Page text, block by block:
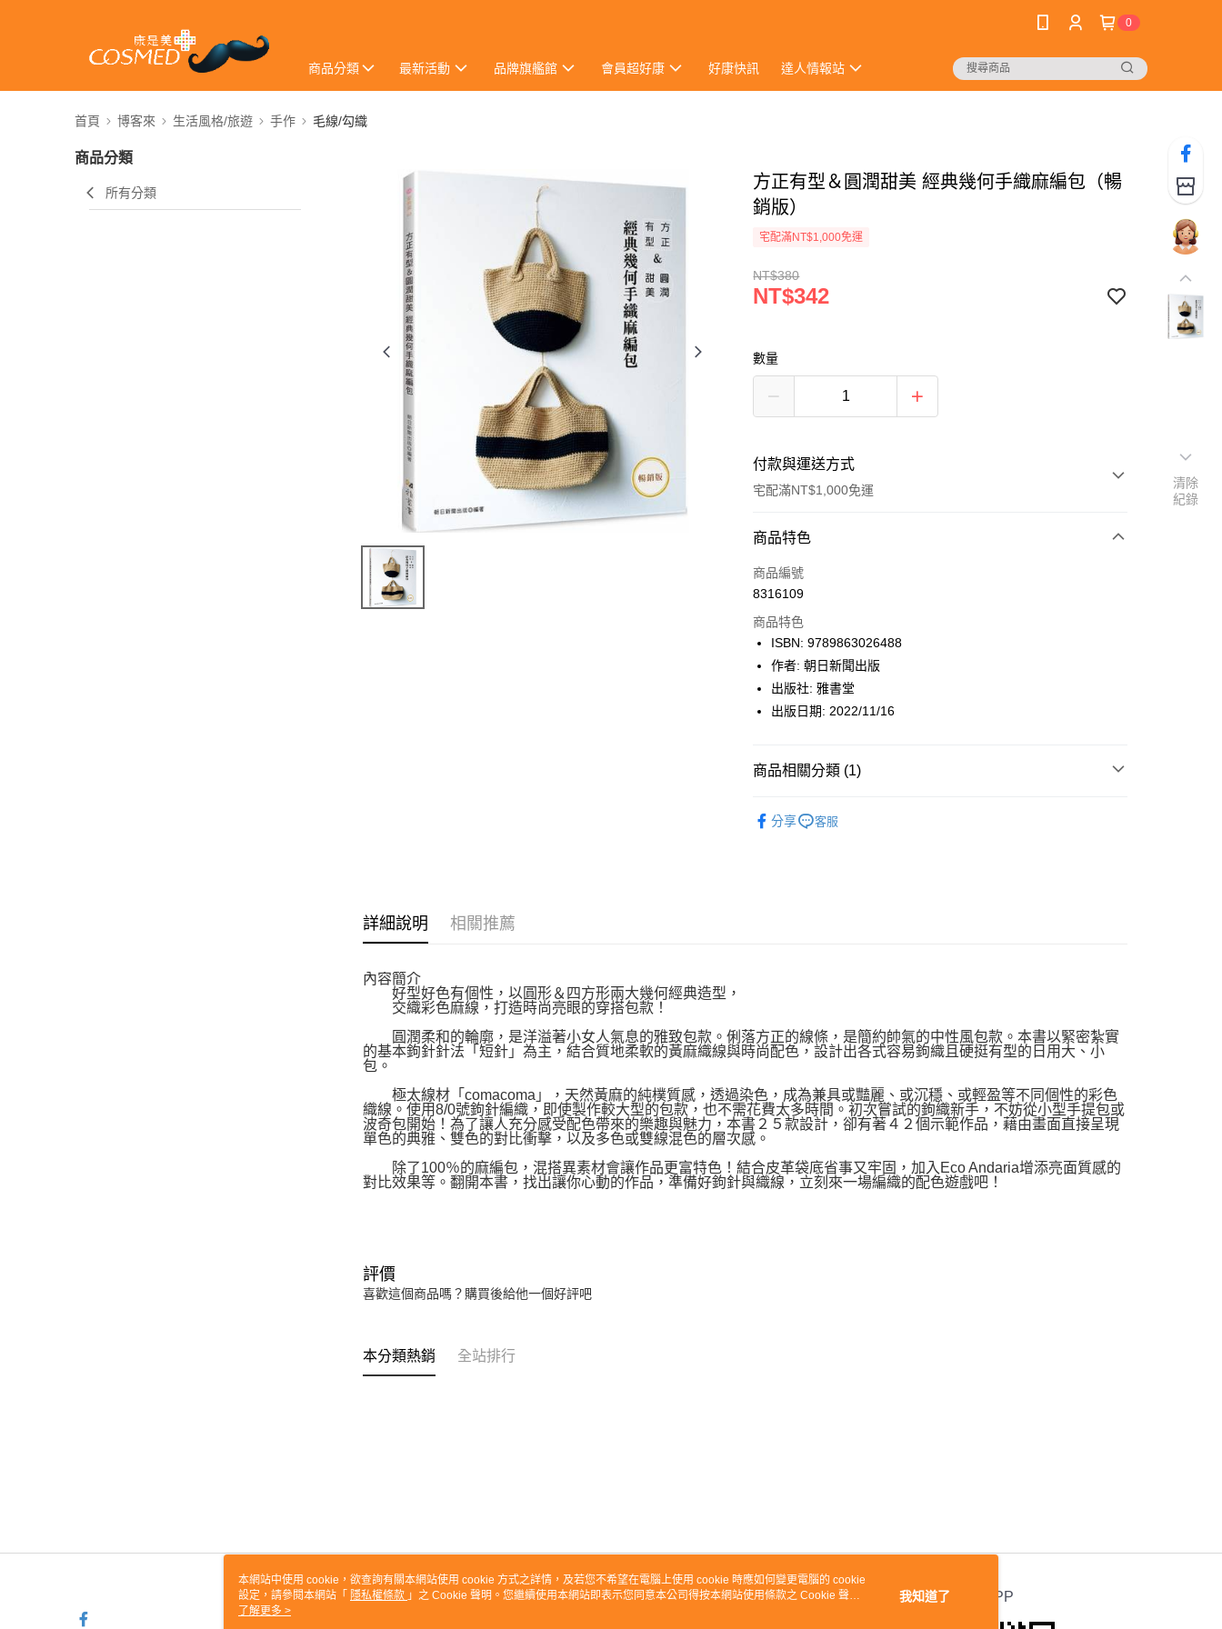
0
商品分類 最新活動 品牌旗艦館 會員超好康 好康快訊 達人情報站
首頁 博客來 生活風格/旅遊 手作 毛線/勾織
商品分類
所有分類
方正有型＆圓潤甜美 經典幾何手織麻編包（暢
銷版）
宅配滿NT$1,000免運
NT$380
NT$342
數量
付款與運送方式
宅配滿NT$1,000免運
付款方式
icash Pay
數位禮券
LINE Pay
Apple Pay
悠遊付
商品特色
商品編號
8316109
商品特色
ISBN: 9789863026488
作者: 朝日新聞出版
出版社: 雅書堂
出版日期: 2022/11/16
商品相關分類 (1)
分享
客服
詳細說明 相關推薦
內容簡介
好型好色有個性，以圓形＆四方形兩大幾何經典造型，
交織彩色麻線，打造時尚亮眼的穿搭包款！
圓潤柔和的輪廓，是洋溢著小女人氣息的雅致包款。俐落方正的線條，是簡約帥氣的中性風包款。本書以緊密紮實
的基本鉤針針法「短針」為主，結合質地柔軟的黃麻織線與時尚配色，設計出各式容易鉤織且硬挺有型的日用大、小
包。
極太線材「comacoma」，天然黃麻的純樸質感，透過染色，成為兼具或豔麗、或沉穩、或輕盈等不同個性的彩色
織線。使用8/0號鉤針編織，即使製作較大型的包款，也不需花費太多時間。初次嘗試的鉤織新手，不妨從小型手提包或
波奇包開始！為了讓人充分感受配色帶來的樂趣與魅力，本書２５款設計，卻有著４２個示範作品，藉由畫面直接呈現
單色的典雅、雙色的對比衝擊，以及多色或雙線混色的層次感。
除了100％的麻編包，混搭異素材會讓作品更富特色！結合皮革袋底省事又牢固，加入Eco Andaria增添亮面質感的
對比效果等。翻開本書，找出讓你心動的作品，準備好鉤針與織線，立刻來一場編織的配色遊戲吧！
評價
喜歡這個商品嗎？購買後給他一個好評吧
本分類熱銷 全站排行
關於我們 客服資訊 官方APP
清除
紀錄
本網站中使用 cookie，欲查詢有關本網站使用 cookie 方式之詳情，及若您不希望在電腦上使用 cookie 時應如何變更電腦的 cookie
設定，請參閱本網站「 隱私權條款 」之 Cookie 聲明。您繼續使用本網站即表示您同意本公司得按本網站使用條款之 Cookie 聲明
使用 cookie。
了解更多 >
我知道了